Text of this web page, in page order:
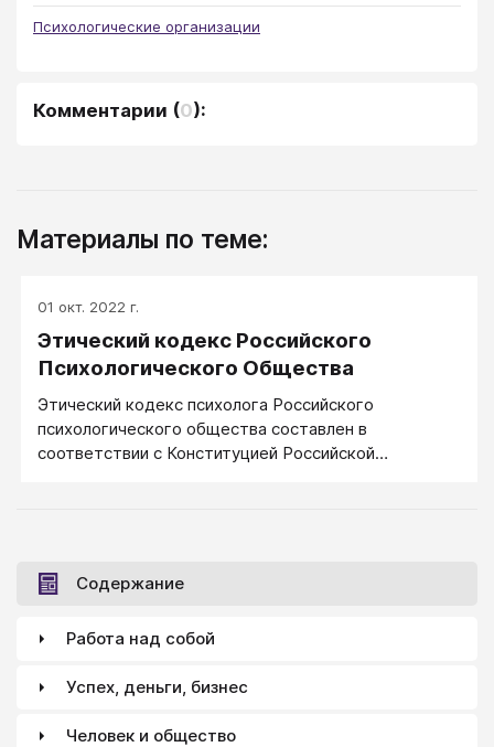
Психологические организации
Комментарии (0):
Материалы по теме:
01 окт. 2022 г.
Этический кодекс Российского
Психологического Общества
Этический кодекс психолога Российского
психологического общества составлен в
соответствии с Конституцией Российской
Содержание
Работа над собой
Успех, деньги, бизнес
Человек и общество